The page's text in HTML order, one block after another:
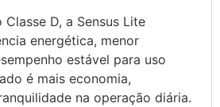
D, a Sensus Lite
energética, menor
estável para uso
é mais economia,
na operação diária.